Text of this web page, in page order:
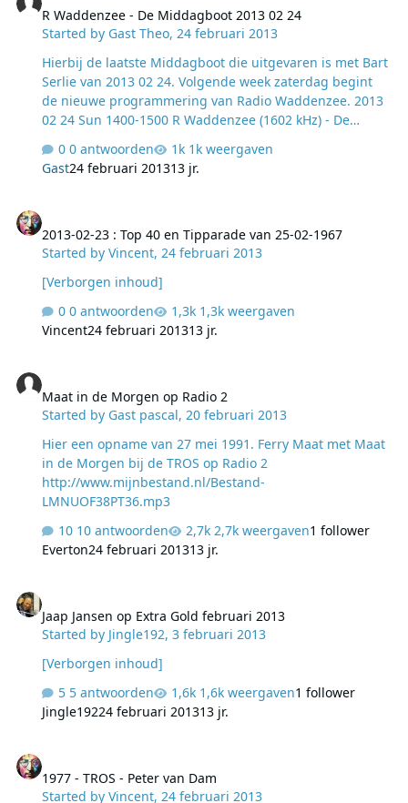
R Waddenzee - De Middagboot 2013 02 24
Started by Gast Theo,24 februari 2013
Hierbij de laatste Middagboot die uitgevaren is met Bart
Serlie van 2013 02 24. Volgende week zaterdag begint
de nieuwe programmering van Radio Waddenzee. 2013
02 24 Sun 1400-1500 R Waddenzee (1602 kHz) - De
Waddenzee (1602 kHz) - De Middagboot - Bart Serlie...
2013 02 24 Sun 1600-1700 R Waddenzee (1602 kHz) - De
Download-link: http://we.tl/BLCuMr3xIE Theo
0 antwoorden
1k weergaven
Gast24 februari 201313 jr.
2013-02-23 : Top 40 en Tipparade van 25-02-1967
Started byVincent,24 februari 2013
[Verborgen inhoud]
0 antwoorden
1,3k weergaven
Vincent24 februari 201313 jr.
Maat in de Morgen op Radio 2
Started by Gast pascal,20 februari 2013
Hier een opname van 27 mei 1991. Ferry Maat met Maat
in de Morgen bij de TROS op Radio 2
http://www.mijnbestand.nl/Bestand-
LMNUOF38PT36.mp3
10 antwoorden
2,7k weergaven1 follower
Everton24 februari 201313 jr.
Jaap Jansen op Extra Gold februari 2013
Started by Jingle192,3 februari 2013
[Verborgen inhoud]
5 antwoorden
1,6k weergaven1 follower
Jingle19224 februari 201313 jr.
1977 - TROS - Peter van Dam
Started byVincent,24 februari 2013